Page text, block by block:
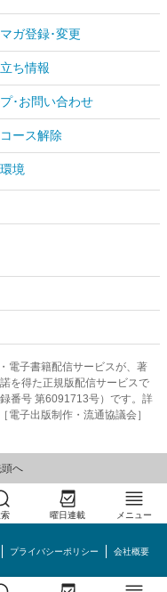
ガ登録･変更
ち情報
･お問い合わせ
ース解除
境
電子書籍配信サービスが、著
を得た正規版配信サービスで
番号 第6091713号）です。詳
電子出版制作・流通協議会］
へ
曜日連載 メニュー
プライバシーポリシー 会社概要
Inc.